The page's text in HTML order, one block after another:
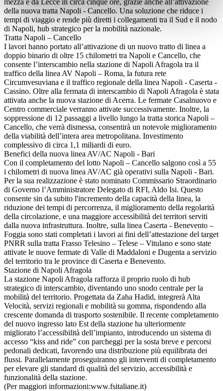
della nuova tratta Napoli - Cancello. Una soluzione che riduce i
tempi di viaggio e rende più diretti i collegamenti tra il Sud e il nodo
di Napoli, hub strategico per la mobilità nazionale.
Tratta Napoli – Cancello
I lavori hanno portato all’attivazione di un nuovo tratto di linea a
doppio binario di oltre 15 chilometri tra Napoli e Cancello, che
consente l’interscambio nella stazione di Napoli Afragola tra il
traffico della linea AV Napoli – Roma, la futura rete
Circumvesuviana e il traffico regionale della linea Napoli - Caserta -
Cassino. Oltre alla fermata di interscambio di Napoli Afragola è stata
attivata anche la nuova stazione di Acerra. Le fermate Casalnuovo e
Centro commerciale verranno attivate successivamente. Inoltre, la
soppressione di 12 passaggi a livello lungo la tratta storica Napoli –
Cancello, che verrà dismessa, consentirà un notevole miglioramento
della viabilità dell’intera area metropolitana. Investimento
complessivo di circa 1,1 miliardi di euro.
Benefici della nuova linea AV/AC Napoli - Bari
Con il completamento del lotto Napoli – Cancello salgono così a 55
i chilometri di nuova linea AV/AC già operativi sulla Napoli - Bari.
Per la sua realizzazione è stato nominato Commissario Straordinario
di Governo l’Amministratore Delegato di RFI, Aldo Isi. Questo
consente sin da subito l'incremento della capacità della linea, la
riduzione dei tempi di percorrenza, il miglioramento della regolarità
della circolazione, e una maggiore accessibilità dei territori serviti
dalla nuova infrastruttura. Inoltre, sulla linea Caserta - Benevento –
Foggia sono stati completati i lavori ai fini dell’attestazione del target
PNRR sulla tratta Frasso Telesino – Telese – Vitulano e sono state
attivate le nuove fermate di Valle di Maddaloni e Dugenta a servizio
del territorio tra le province di Caserta e Benevento.
Stazione di Napoli Afragola
La stazione Napoli Afragola rafforza il proprio ruolo di hub
strategico di interscambio, diventando uno snodo centrale per la
mobilità del territorio. Progettata da Zaha Hadid, integrerà Alta
Velocità, servizi regionali e mobilità su gomma, rispondendo alla
crescente domanda di trasporto sostenibile. Il recente completamento
del nuovo ingresso lato Est della stazione ha ulteriormente
migliorato l’accessibilità dell’impianto, introducendo un sistema di
accesso “kiss and ride” con parcheggi per la sosta breve e percorsi
pedonali dedicati, favorendo una distribuzione più equilibrata dei
flussi. Parallelamente proseguiranno gli interventi di completamento
per elevare gli standard di qualità del servizio, accessibilità e
funzionalità della stazione.
(Per maggiori informazioni:www.fsitaliane.it)